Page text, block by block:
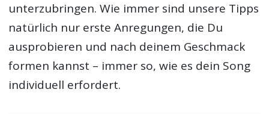
unterzubringen. Wie immer sind unsere Tipps
natürlich nur erste Anregungen, die Du
ausprobieren und nach deinem Geschmack
formen kannst – immer so, wie es dein Song
individuell erfordert.